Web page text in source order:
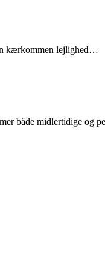
kærkommen lejlighed…
både midlertidige og